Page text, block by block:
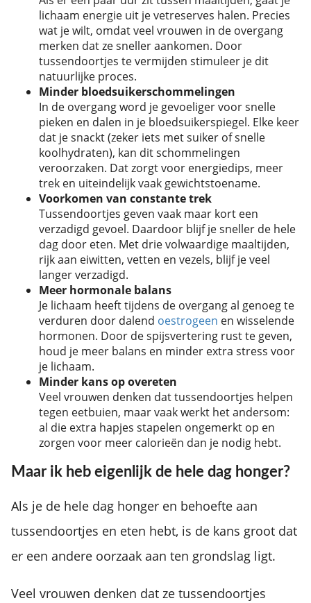
lichaam energie uit je vetreserves halen. Precies
wat je wilt, omdat veel vrouwen in de overgang
merken dat ze sneller aankomen. Door
tussendoortjes te vermijden stimuleer je dit
natuurlijke proces.
Minder bloedsuikerschommelingen
In de overgang word je gevoeliger voor snelle
pieken en dalen in je bloedsuikerspiegel. Elke keer
dat je snackt (zeker iets met suiker of snelle
koolhydraten), kan dit schommelingen
veroorzaken. Dat zorgt voor energiedips, meer
trek en uiteindelijk vaak gewichtstoename.
Voorkomen van constante trek
Tussendoortjes geven vaak maar kort een
verzadigd gevoel. Daardoor blijf je sneller de hele
dag door eten. Met drie volwaardige maaltijden,
rijk aan eiwitten, vetten en vezels, blijf je veel
langer verzadigd.
Meer hormonale balans
Je lichaam heeft tijdens de overgang al genoeg te
verduren door dalend oestrogeen en wisselende
hormonen. Door de spijsvertering rust te geven,
houd je meer balans en minder extra stress voor
je lichaam.
Minder kans op overeten
Veel vrouwen denken dat tussendoortjes helpen
tegen eetbuien, maar vaak werkt het andersom:
al die extra hapjes stapelen ongemerkt op en
zorgen voor meer calorieën dan je nodig hebt.
Maar ik heb eigenlijk de hele dag honger?
Als je de hele dag honger en behoefte aan
tussendoortjes en eten hebt, is de kans groot dat
er een andere oorzaak aan ten grondslag ligt.
Veel vrouwen denken dat ze tussendoortjes